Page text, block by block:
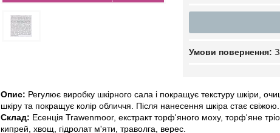
Опис: Регулює виробку шкірного сала і покращує текстуру шкіри,
шкіру та покращує колір обличчя. Після нанесення шкіра стає свіжою.
Склад: Есенція Trawenmoor, екстракт торф'яного моху, торф'яне
кипрей, хвощ, гідролат м'яти, траволга, верес.